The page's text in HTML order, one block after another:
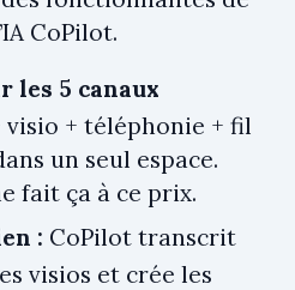
CoPilot.
les 5 canaux
visio + téléphonie + fil
un seul espace.
fait ça à ce prix.
: CoPilot transcrit
visios et crée les